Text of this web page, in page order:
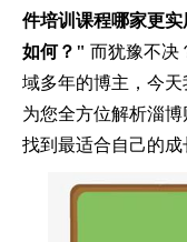
件培训课程哪家更
如何？" 而犹豫不决
域多年的博主，今天
为您全方位解析淄
找到最适合自己的成